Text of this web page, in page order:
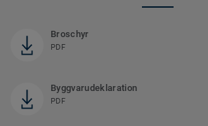
Broschyr
PDF
Byggvarudeklaration
PDF